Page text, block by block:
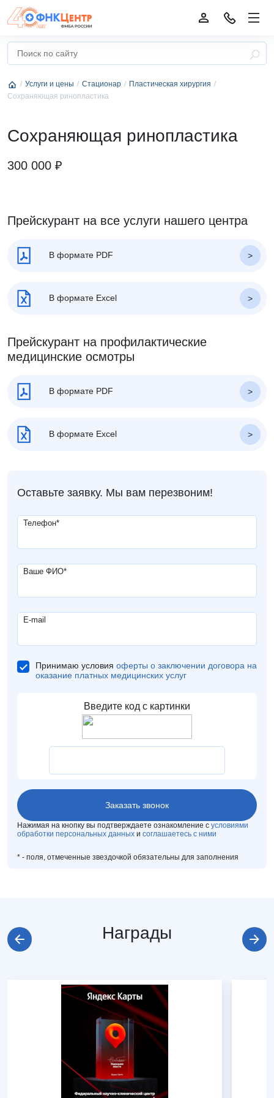
Услуги и цены Стационар
Пластическая хирургия
Сохраняющая ринопластика
Сохраняющая ринопластика
300 000 ₽
Прейскурант на все услуги нашего центра
В формате PDF
В формате Excel
Прейскурант на профилактические
медицинские осмотры
В формате PDF
В формате Excel
Оставьте заявку. Мы вам перезвоним!
Телефон*
Ваше ФИО*
E-mail
Принимаю условия оферты о заключении договора на
оказание платных медицинских услуг
Нажимая на кнопку вы подтверждаете ознакомление с условиями
обработки персональных данных и соглашаетесь с ними
* - поля, отмеченные звездочкой обязательны для заполнения
Награды